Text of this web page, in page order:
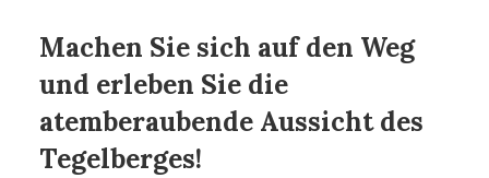
Machen Sie sich auf den Weg
und erleben Sie die
atemberaubende Aussicht des
Tegelberges!